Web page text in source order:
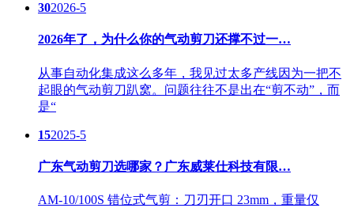
302026-5
2026年了，为什么你的气动剪刀还撑不过一…
从事自动化集成这么多年，我见过太多产线因为一把不
起眼的气动剪刀趴窝。问题往往不是出在“剪不动”，而
是“
152025-5
广东气动剪刀选哪家？广东威莱仕科技有限…
AM-10/100S 错位式气剪：刀刃开口 23mm，重量仅